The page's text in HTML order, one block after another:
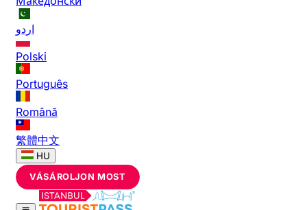
اردو
Polski
Português
Română
繁體中文
HU
VÁSÁROLJON MOST